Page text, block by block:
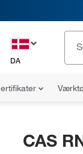
DA
CAS